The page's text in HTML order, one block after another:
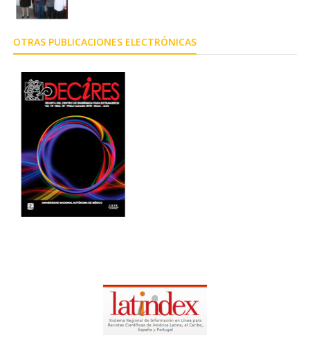
OTRAS PUBLICACIONES ELECTRÓNICAS